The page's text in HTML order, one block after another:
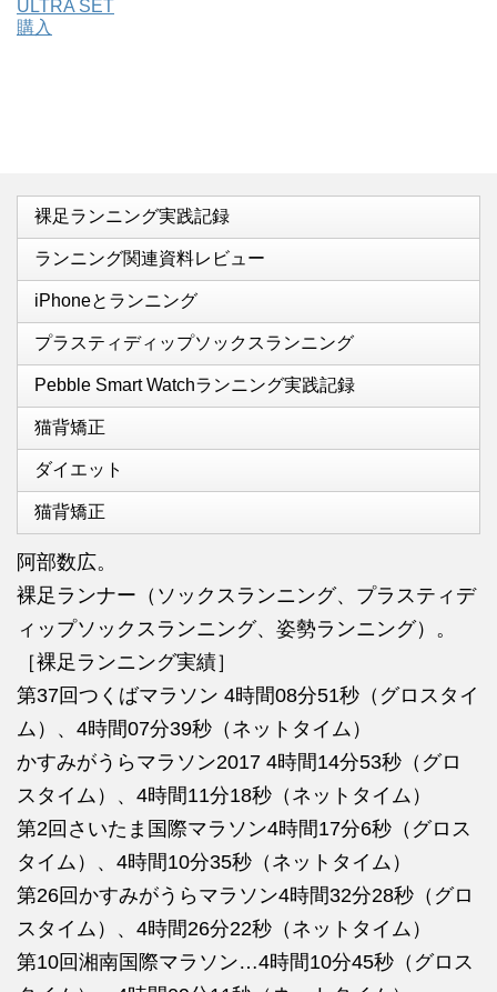
裸足ランニング実践記録
ランニング関連資料レビュー
iPhoneとランニング
プラスティディップソックスランニング
Pebble Smart Watchランニング実践記録
猫背矯正
ダイエット
猫背矯正
阿部数広。
裸足ランナー（ソックスランニング、プラスティデ
ィップソックスランニング、姿勢ランニング）。
［裸足ランニング実績］
第37回つくばマラソン 4時間08分51秒（グロスタイ
ム）、4時間07分39秒（ネットタイム）
かすみがうらマラソン2017 4時間14分53秒（グロ
スタイム）、4時間11分18秒（ネットタイム）
第2回さいたま国際マラソン4時間17分6秒（グロス
タイム）、4時間10分35秒（ネットタイム）
第26回かすみがうらマラソン4時間32分28秒（グロ
スタイム）、4時間26分22秒（ネットタイム）
第10回湘南国際マラソン…4時間10分45秒（グロス